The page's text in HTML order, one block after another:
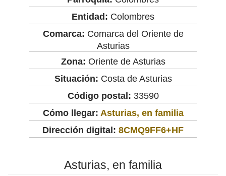
Entidad: Colombres
Comarca: Comarca del Oriente de
Asturias
Zona: Oriente de Asturias
Situación: Costa de Asturias
Código postal: 33590
Cómo llegar: Asturias, en familia
Dirección digital: 8CMQ9FF6+HF
Asturias, en familia